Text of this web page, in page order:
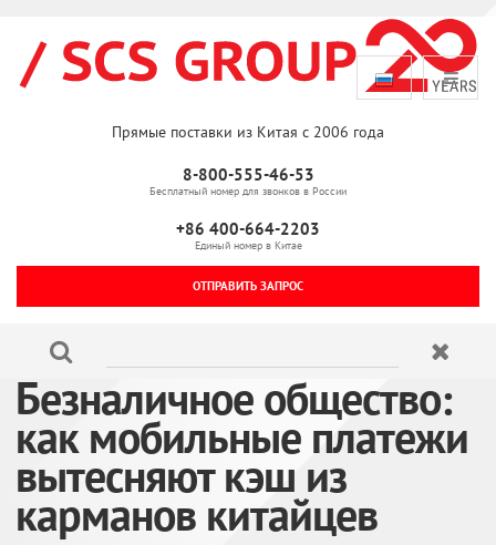
Прямые поставки из Китая с 2006 года
8-800-555-46-53
Бесплатный номер для звонков в России
+86 400-664-2203
Единый номер в Китае
ОТПРАВИТЬ ЗАПРОС
Безналичное общество:
как мобильные платежи
вытесняют кэш из
карманов китайцев